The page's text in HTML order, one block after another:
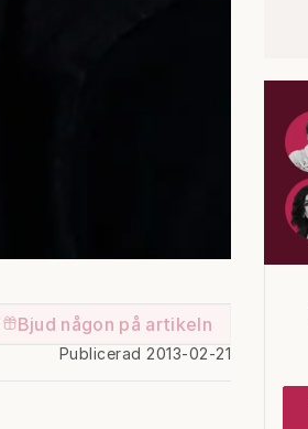
Bjud någon på artikeln
Publicerad 2013-02-21